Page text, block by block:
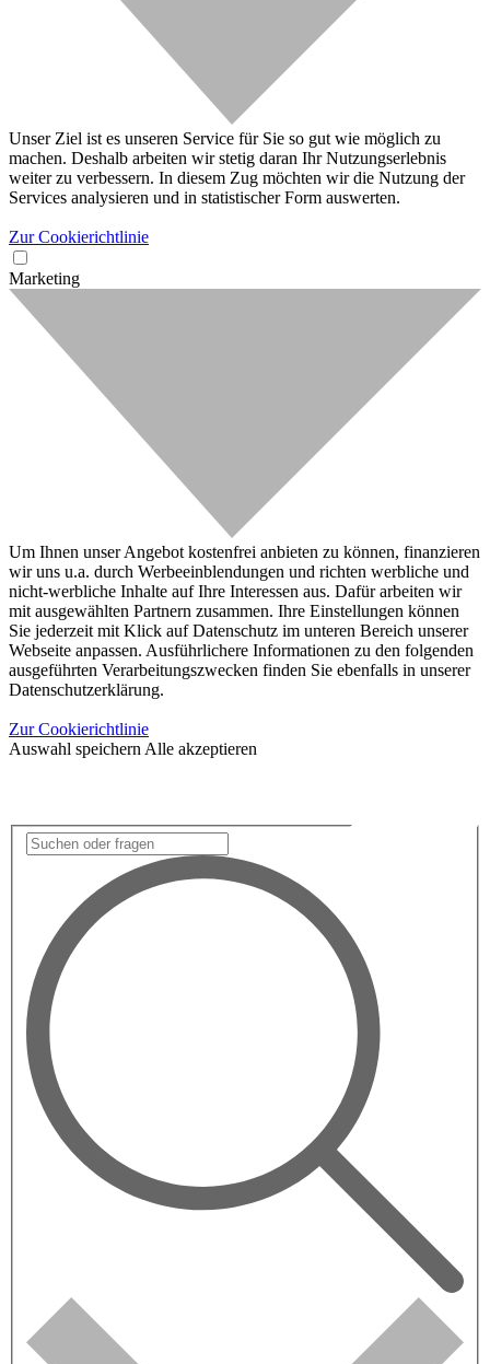
Unser Ziel ist es unseren Service für Sie so gut wie möglich zu
machen. Deshalb arbeiten wir stetig daran Ihr Nutzungserlebnis
weiter zu verbessern. In diesem Zug möchten wir die Nutzung der
Services analysieren und in statistischer Form auswerten.
Zur Cookierichtlinie
Marketing
Um Ihnen unser Angebot kostenfrei anbieten zu können, finanzieren
wir uns u.a. durch Werbeeinblendungen und richten werbliche und
nicht-werbliche Inhalte auf Ihre Interessen aus. Dafür arbeiten wir
mit ausgewählten Partnern zusammen. Ihre Einstellungen können
Sie jederzeit mit Klick auf Datenschutz im unteren Bereich unserer
Webseite anpassen. Ausführlichere Informationen zu den folgenden
ausgeführten Verarbeitungszwecken finden Sie ebenfalls in unserer
Datenschutzerklärung.
Zur Cookierichtlinie
Auswahl speichern Alle akzeptieren